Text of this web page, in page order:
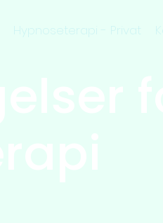
Hypnoseterapi - Privat